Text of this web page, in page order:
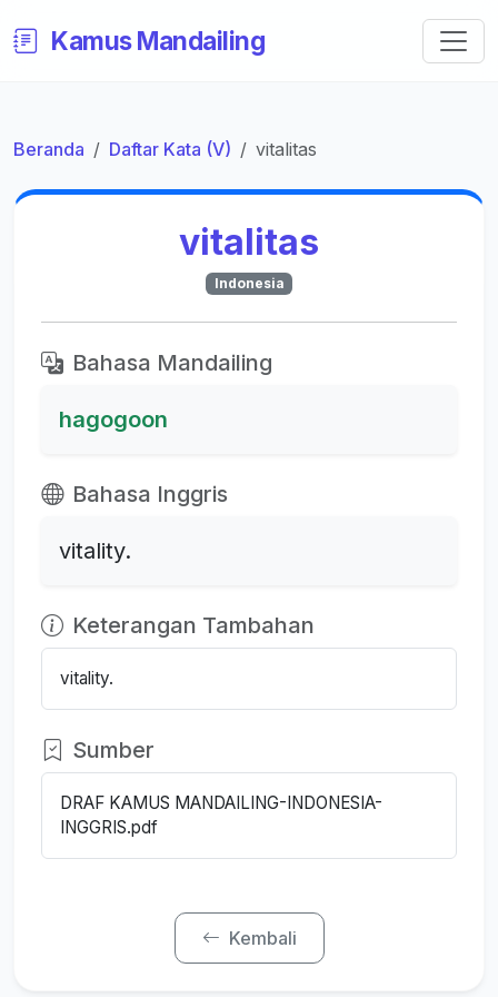
Kamus Mandailing
Beranda Daftar Kata (V) vitalitas
vitalitas
Indonesia
Bahasa Mandailing
hagogoon
Bahasa Inggris
vitality.
Keterangan Tambahan
vitality.
Sumber
DRAF KAMUS MANDAILING-INDONESIA-
INGGRIS.pdf
Kembali